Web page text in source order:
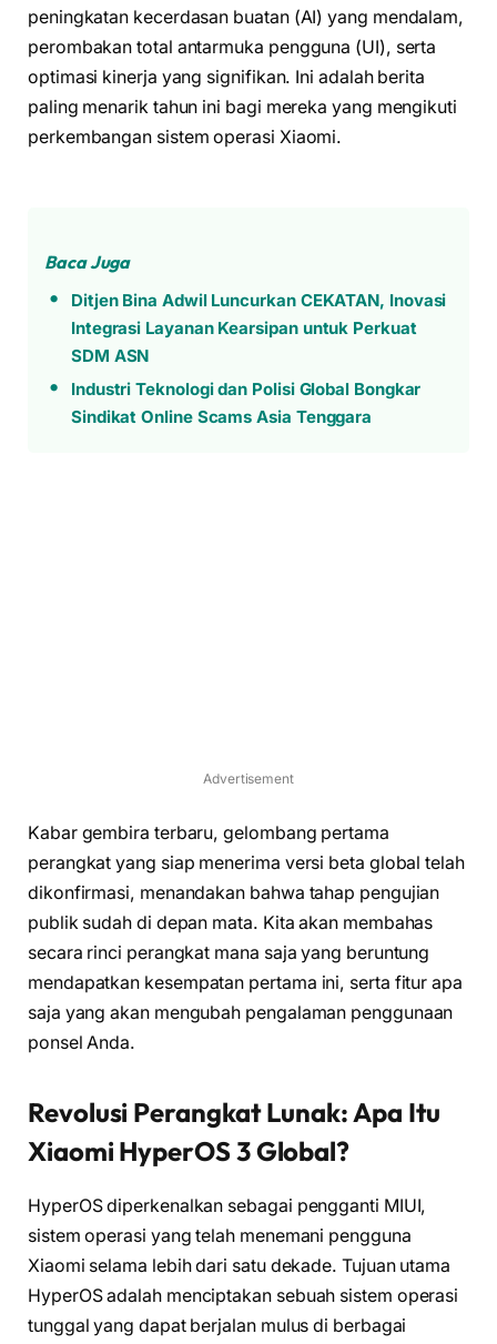
peningkatan kecerdasan buatan (AI) yang mendalam,
perombakan total antarmuka pengguna (UI), serta
optimasi kinerja yang signifikan. Ini adalah berita
paling menarik tahun ini bagi mereka yang mengikuti
perkembangan sistem operasi Xiaomi.
Baca Juga
Ditjen Bina Adwil Luncurkan CEKATAN, Inovasi
Integrasi Layanan Kearsipan untuk Perkuat
SDM ASN
Industri Teknologi dan Polisi Global Bongkar
Sindikat Online Scams Asia Tenggara
Advertisement
Kabar gembira terbaru, gelombang pertama
perangkat yang siap menerima versi beta global telah
dikonfirmasi, menandakan bahwa tahap pengujian
publik sudah di depan mata. Kita akan membahas
secara rinci perangkat mana saja yang beruntung
mendapatkan kesempatan pertama ini, serta fitur apa
saja yang akan mengubah pengalaman penggunaan
ponsel Anda.
Revolusi Perangkat Lunak: Apa Itu
Xiaomi HyperOS 3 Global?
HyperOS diperkenalkan sebagai pengganti MIUI,
sistem operasi yang telah menemani pengguna
Xiaomi selama lebih dari satu dekade. Tujuan utama
HyperOS adalah menciptakan sebuah sistem operasi
tunggal yang dapat berjalan mulus di berbagai